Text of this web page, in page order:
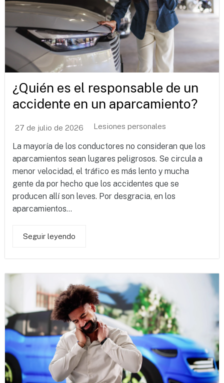
¿Quién es el responsable de un
accidente en un aparcamiento?
27 de julio de 2026 Lesiones personales
La mayoría de los conductores no consideran que los
aparcamientos sean lugares peligrosos. Se circula a
menor velocidad, el tráfico es más lento y mucha
gente da por hecho que los accidentes que se
producen allí son leves. Por desgracia, en los
aparcamientos...
Seguir leyendo